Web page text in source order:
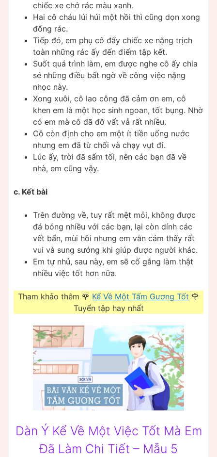
chiếc xe chở rác màu xanh.
Hai cô cháu lúi húi một hồi thì cũng dọn xong
đống rác.
Tiếp đó, em phụ cô đẩy chiếc xe nặng trịch
toàn những rác ấy đến điểm tập kết.
Suốt quá trình làm, em được nghe cô ấy chia
sẻ những điều bất ngờ về công việc nặng
nhọc này.
Xong xuôi, cô lao công đã cảm ơn em, cô
khen em là một học sinh ngoan, tốt bụng. Nhờ
có em mà cô đã đỡ vất vả rất nhiều.
Cô còn định cho em một ít tiền uống nước
nhưng em đã từ chối và chạy vụt đi.
Lúc ấy, trời đã sẩm tối, nên các bạn đã về
nhà, em cũng vậy.
c. Kết bài
Trên đường về, tuy rất mệt mỏi, không được
đá bóng nhiều với các bạn, lại còn dính các
vết bẩn, mùi hôi nhưng em vẫn cảm thấy rất
vui và sung sướng khi giúp được người khác.
Em tự nhủ, sau này, em sẽ cố gắng làm thật
nhiều việc tốt hơn nữa.
Tham khảo thêm 🌹 Kể Về Một Tấm Gương Tốt 🌹
Tuyển tập hay nhất
Dàn Ý Kể Về Một Việc Tốt Mà Em
Đã Làm Chi Tiết – Mẫu 5